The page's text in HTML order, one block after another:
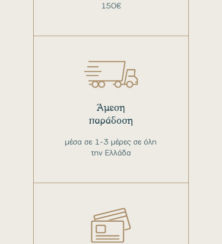
150€
μέσα σε 1-3 μέρες σε όλη
την Ελλάδα
Άμεση
παράδοση